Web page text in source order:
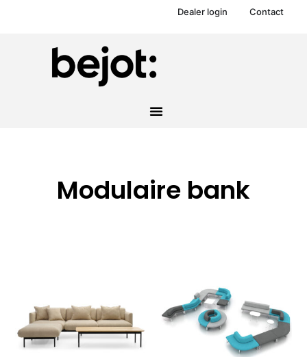
Dealer login Contact
Modulaire bank